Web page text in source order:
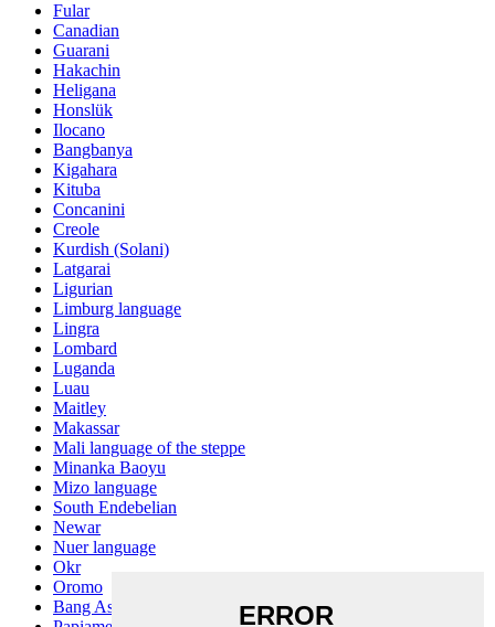
Fular
Canadian
Guarani
Hakachin
Heligana
Honslük
Ilocano
Bangbanya
Kigahara
Kituba
Concanini
Creole
Kurdish (Solani)
Latgarai
Ligurian
Limburg language
Lingra
Lombard
Luganda
Luau
Maitley
Makassar
Mali language of the steppe
Minanka Baoyu
Mizo language
South Endebelian
Newar
Nuer language
Okr
Oromo
Bang Ashinan